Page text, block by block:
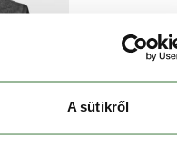
A sütikről